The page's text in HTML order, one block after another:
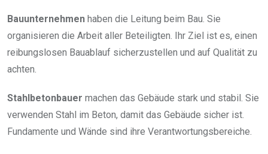
Bauunternehmen haben die Leitung beim Bau. Sie
organisieren die Arbeit aller Beteiligten. Ihr Ziel ist es, einen
reibungslosen Bauablauf sicherzustellen und auf Qualität zu
achten.
Stahlbetonbauer machen das Gebäude stark und stabil. Sie
verwenden Stahl im Beton, damit das Gebäude sicher ist.
Fundamente und Wände sind ihre Verantwortungsbereiche.